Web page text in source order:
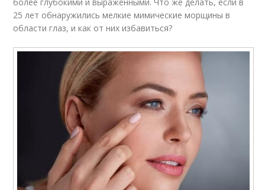
25 лет обнаружились мелкие мимические морщины в
области глаз, и как от них избавиться?